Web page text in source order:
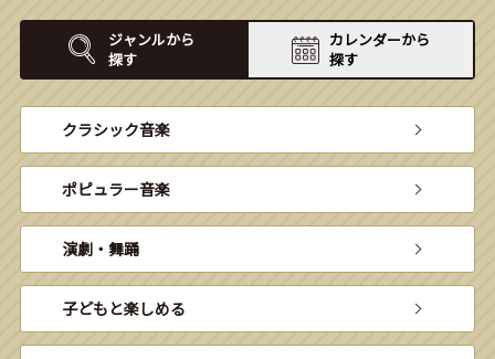
ジャンルから
探す
カレンダーから
探す
クラシック音楽
ポピュラー音楽
演劇・舞踊
子どもと楽しめる